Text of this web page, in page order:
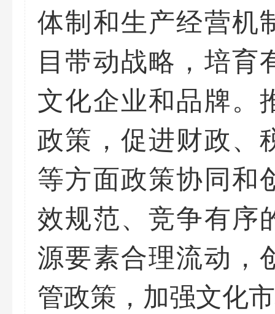
体制和生产经营机
目带动战略，培育
文化企业和品牌。
政策，促进财政、
等方面政策协同和
效规范、竞争有序
源要素合理流动，
管政策，加强文化